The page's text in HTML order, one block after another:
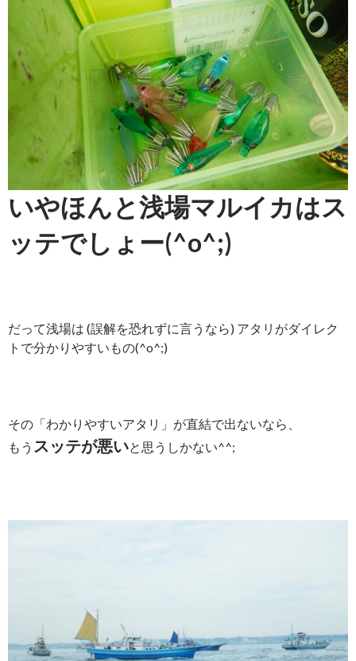
いやほんと浅場マルイカはス
ッテでしょー(^o^;)
だって浅場は (誤解を恐れずに言うなら) アタリがダイレク
トで分かりやすいもの(^o^;)
その「わかりやすいアタリ」が直結で出ないなら、
もう スッテが悪いと思うしかない^^;